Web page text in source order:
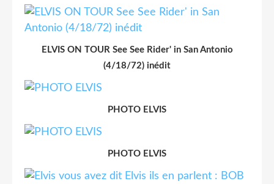
ELVIS ON TOUR See See Rider' in San Antonio
(4/18/72) inédit
PHOTO ELVIS
PHOTO ELVIS